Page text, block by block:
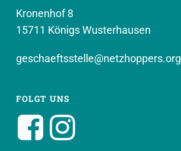
Kronenhof 8
15711 Königs Wusterhausen
geschaeftsstelle@netzhoppers.org
FOLGT UNS